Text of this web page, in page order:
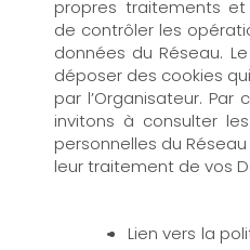
propres traitements
de contrôler les
données du Réseau.
déposer des cookies
par l’Organisateur. Par
invitons à consulter
personnelles du
leur traitement de vos
Lien vers la